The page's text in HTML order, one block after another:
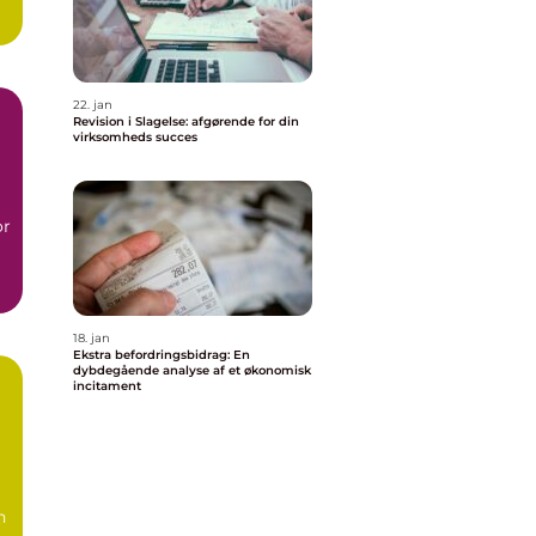
22. jan
Revision i Slagelse: afgørende for din
virksomheds succes
18. jan
Ekstra befordringsbidrag: En
dybdegående analyse af et økonomisk
incitament